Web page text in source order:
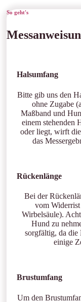
So geht's
Halsumfang
Bitte gib uns den
ohne Zugabe
Maßband und
einem stehenden
oder liegt, wirft
das
Rückenlänge
Bei der
vom
Wirbelsäule).
Hund zu
sorgfältig, da die
einige
Brustumfang
Um den